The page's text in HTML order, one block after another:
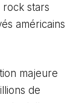
rock stars
américains
majeure
de